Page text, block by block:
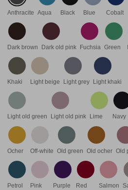
Anthracite Aqua Black Blue Cobalt
Dark brown Dark old pink Fuchsia Green
Khaki Light beige Light grey Light khaki
Light old green Light old pink Lime Navy
Ocher Off-white Old green Old ocher Old
Petrol Pink Purple Red Salmon